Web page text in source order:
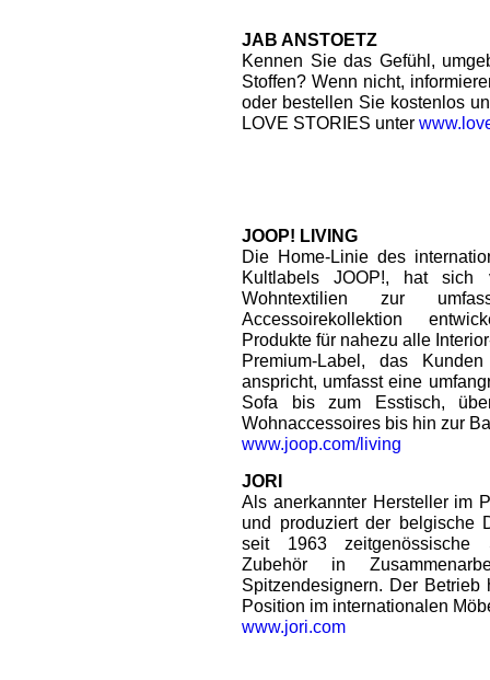
JAB ANSTOETZ
Kennen Sie das Gefühl,
Stoffen? Wenn nicht,
oder bestellen Sie kostenlos
LOVE STORIES unter
JOOP! LIVING
Die Home-Linie des
Kultlabels JOOP!, hat sich
Wohntextilien zur
Accessoirekollektion
Produkte für nahezu alle
Premium-Label, das
anspricht, umfasst eine
Sofa bis zum Esstisch,
Wohnaccessoires bis hin zur
www.joop.com/living
JORI
Als anerkannter Hersteller im
und produziert der belgische
seit 1963 zeitgenössische
Zubehör in
Spitzendesignern. Der
Position im internationalen
www.jori.com